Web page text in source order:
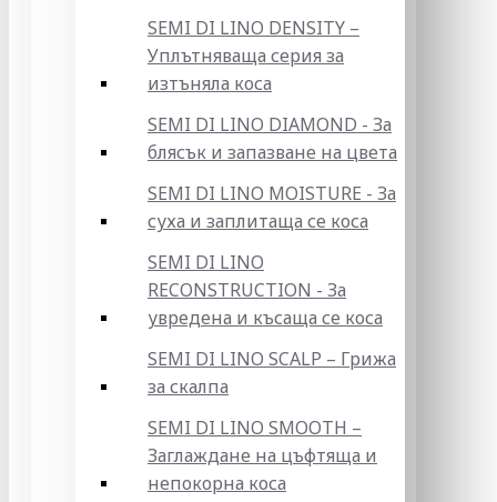
SEMI DI LINO DENSITY –
Уплътняваща серия за
изтъняла коса
SEMI DI LINO DIAMOND - За
блясък и запазване на цвета
SEMI DI LINO MOISTURE - За
суха и заплитаща се коса
SEMI DI LINO
RECONSTRUCTION - За
увредена и късаща се коса
SEMI DI LINO SCALP – Грижа
за скалпа
SEMI DI LINO SMOOTH –
Заглаждане на цъфтяща и
непокорна коса